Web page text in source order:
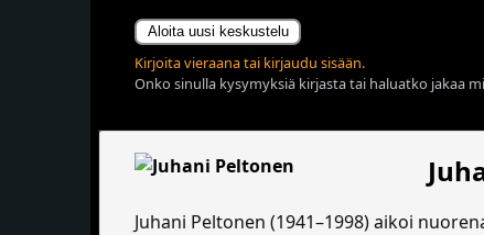
Aloita uusi keskustelu
Kirjoita vieraana tai kirjaudu sisään.
Onko sinulla kysymyksiä kirjasta tai haluatko jakaa
Juhani Peltonen (1941–1998) aikoi